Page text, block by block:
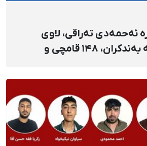
ئەحمەدی ته‌راقی، لاوی
کوردی کرمانج بە بەندکران، ۱۴۸ قامچی و